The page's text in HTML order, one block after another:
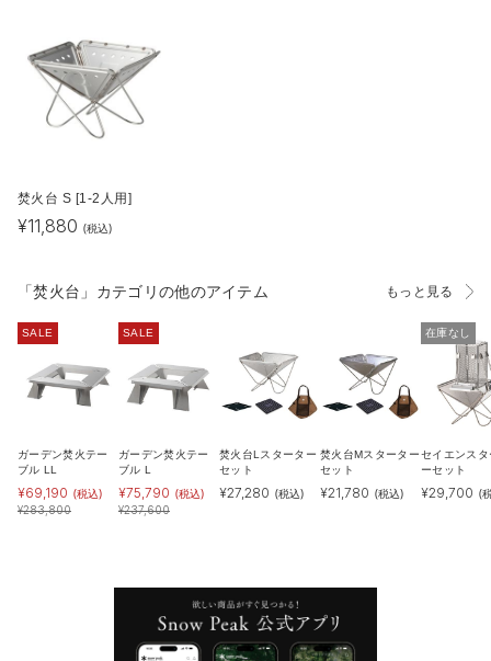
焚火台 S [1-2人用]
¥11,880 (税込)
「焚火台」カテゴリの他のアイテム もっと見る
SALE
ガーデン焚火テー
ブル LL
¥69,190 (税込)
¥283,800
SALE
ガーデン焚火テー
ブル L
¥75,790 (税込)
¥237,600
焚火台Lスターター
セット
¥27,280 (税込)
焚火台Mスターター
セット
¥21,780 (税込)
在庫なし
セイエンスタ
ーセット
¥29,700 (